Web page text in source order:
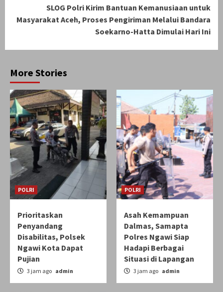
SLOG Polri Kirim Bantuan Kemanusiaan untuk
Masyarakat Aceh, Proses Pengiriman Melalui Bandara
Soekarno-Hatta Dimulai Hari Ini
More Stories
POLRI
Prioritaskan
Penyandang
Disabilitas, Polsek
Ngawi Kota Dapat
Pujian
3 jam ago admin
POLRI
Asah Kemampuan
Dalmas, Samapta
Polres Ngawi Siap
Hadapi Berbagai
Situasi di Lapangan
3 jam ago admin